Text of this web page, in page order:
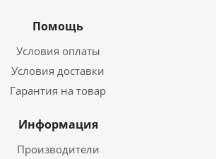
Помощь
Условия оплаты
Условия доставки
Гарантия на товар
Информация
Производители